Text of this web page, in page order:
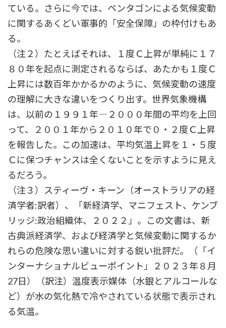
ている。さらに今では、ペンタゴンによる気候変動
に関するあくどい軍事的「安全保障」の枠付けもあ
る。
（注２）たとえばそれは、１度Ｃ上昇が単純に１７
８０年を起点に測定されるならば、あたかも１度Ｃ
上昇には数百年かかるかのように、気候変動の速度
の理解に大きな違いをつくり出す。世界気象機構
は、以前の１９９１年―２０００年間の平均を上回
って、２００１年から２０１０年で０・２度Ｃ上昇
を報告した。この加速は、平均気温上昇を１・５度
Ｃに保つチャンスは全くないことを示すように見え
るだろう。
（注３）スティーヴ・キーン（オーストラリアの経
済学者:訳者）、「新経済学、マニフェスト、ケンブ
リッジ:政治組織体、２０２２」。この文書は、新
古典派経済学、および経済学と気候変動に関するか
れらの危険な思い違いに対する鋭い批評だ。（「イ
ンターナショナルビューポイント」２０２３年８月
27日）（訳注）温度表示媒体（水銀とアルコールな
ど）が水の気化熱で冷やされている状態で表示され
る気温。